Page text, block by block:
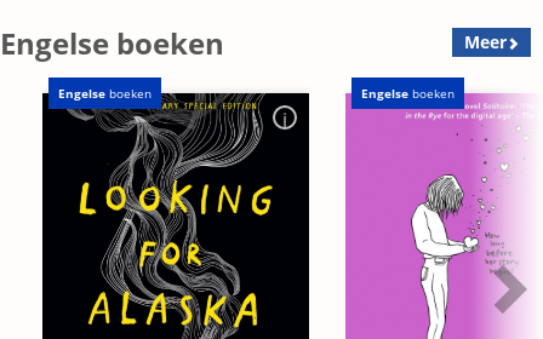
Engelse boeken Meer
Engelse boeken Engelse boeken